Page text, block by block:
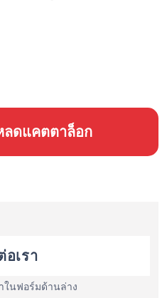
ลดแคตตาล็อก
อเรา
ในฟอร์มด้านล่าง